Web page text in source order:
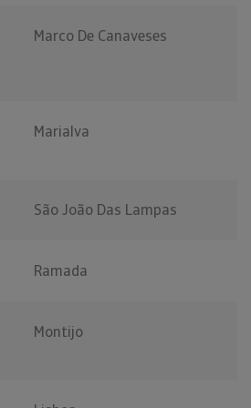
Marco De Canaveses
Marialva
São João Das Lampas
Ramada
Montijo